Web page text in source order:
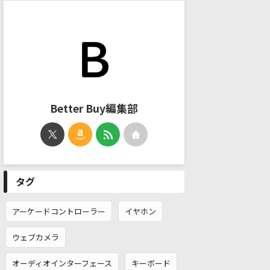
Better Buy編集部
タグ
アーケードコントローラー イヤホン
ウェブカメラ
オーディオインターフェース キーボード